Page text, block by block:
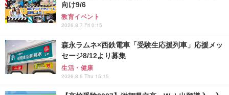
向け9/6
教育イベント
2026.8.7 Fri 0:15
森永ラムネ×西鉄電車「受験生応援列車」応援メッ
セージ8/12より募集
生活・健康
2026.8.6 Thu 15:15